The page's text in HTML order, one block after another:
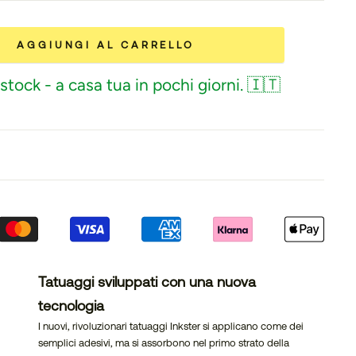
AGGIUNGI AL CARRELLO
- a casa tua in pochi giorni. 🇮🇹
Tatuaggi sviluppati con una nuova
tecnologia
I nuovi, rivoluzionari tatuaggi Inkster si applicano come dei
semplici adesivi, ma si assorbono nel primo strato della